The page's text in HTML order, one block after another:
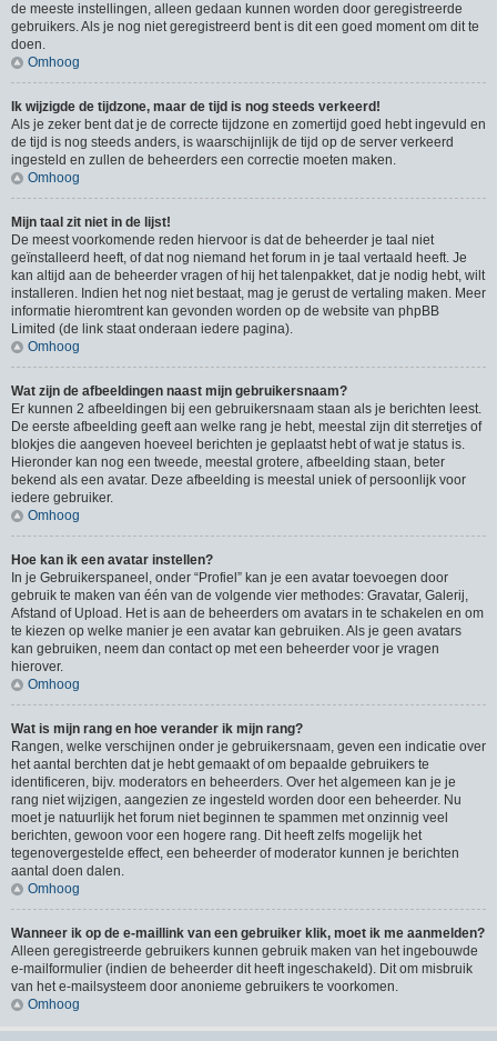
de meeste instellingen, alleen gedaan kunnen worden door geregistreerde
gebruikers. Als je nog niet geregistreerd bent is dit een goed moment om dit te
doen.
Omhoog
Ik wijzigde de tijdzone, maar de tijd is nog steeds verkeerd!
Als je zeker bent dat je de correcte tijdzone en zomertijd goed hebt ingevuld en
de tijd is nog steeds anders, is waarschijnlijk de tijd op de server verkeerd
ingesteld en zullen de beheerders een correctie moeten maken.
Omhoog
Mijn taal zit niet in de lijst!
De meest voorkomende reden hiervoor is dat de beheerder je taal niet
geïnstalleerd heeft, of dat nog niemand het forum in je taal vertaald heeft. Je
kan altijd aan de beheerder vragen of hij het talenpakket, dat je nodig hebt, wilt
installeren. Indien het nog niet bestaat, mag je gerust de vertaling maken. Meer
informatie hieromtrent kan gevonden worden op de website van phpBB
Limited (de link staat onderaan iedere pagina).
Omhoog
Wat zijn de afbeeldingen naast mijn gebruikersnaam?
Er kunnen 2 afbeeldingen bij een gebruikersnaam staan als je berichten leest.
De eerste afbeelding geeft aan welke rang je hebt, meestal zijn dit sterretjes of
blokjes die aangeven hoeveel berichten je geplaatst hebt of wat je status is.
Hieronder kan nog een tweede, meestal grotere, afbeelding staan, beter
bekend als een avatar. Deze afbeelding is meestal uniek of persoonlijk voor
iedere gebruiker.
Omhoog
Hoe kan ik een avatar instellen?
In je Gebruikerspaneel, onder “Profiel” kan je een avatar toevoegen door
gebruik te maken van één van de volgende vier methodes: Gravatar, Galerij,
Afstand of Upload. Het is aan de beheerders om avatars in te schakelen en om
te kiezen op welke manier je een avatar kan gebruiken. Als je geen avatars
kan gebruiken, neem dan contact op met een beheerder voor je vragen
hierover.
Omhoog
Wat is mijn rang en hoe verander ik mijn rang?
Rangen, welke verschijnen onder je gebruikersnaam, geven een indicatie over
het aantal berchten dat je hebt gemaakt of om bepaalde gebruikers te
identificeren, bijv. moderators en beheerders. Over het algemeen kan je je
rang niet wijzigen, aangezien ze ingesteld worden door een beheerder. Nu
moet je natuurlijk het forum niet beginnen te spammen met onzinnig veel
berichten, gewoon voor een hogere rang. Dit heeft zelfs mogelijk het
tegenovergestelde effect, een beheerder of moderator kunnen je berichten
aantal doen dalen.
Omhoog
Wanneer ik op de e-maillink van een gebruiker klik, moet ik me aanmelden?
Alleen geregistreerde gebruikers kunnen gebruik maken van het ingebouwde
e-mailformulier (indien de beheerder dit heeft ingeschakeld). Dit om misbruik
van het e-mailsysteem door anonieme gebruikers te voorkomen.
Omhoog